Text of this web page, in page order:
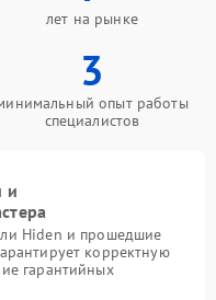
лет на рынке
3
опыт работы
специалистов
и
Hiden и прошедшие
корректную
гарантийных